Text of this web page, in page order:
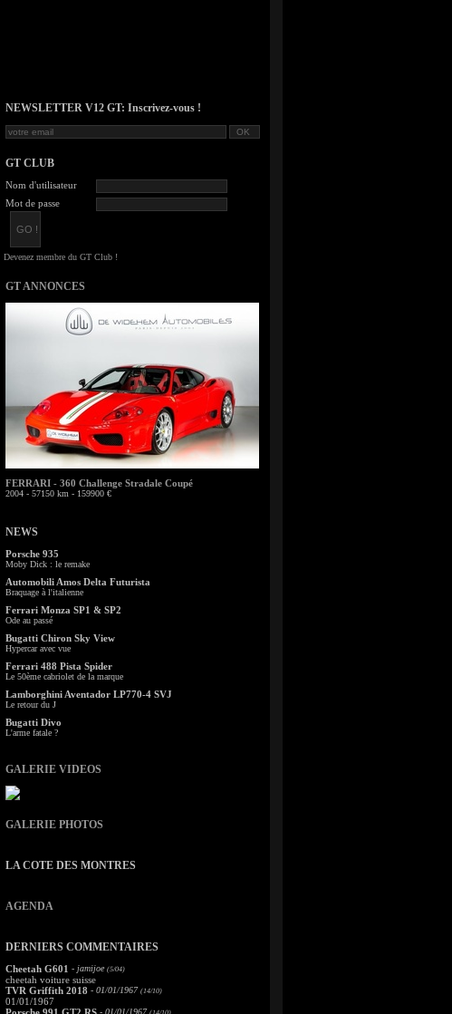
NEWSLETTER V12 GT: Inscrivez-vous !
GT CLUB
Nom d'utilisateur
Mot de passe
GT ANNONCES
FERRARI - 360 Challenge Stradale Coupé
2004 - 57150 km - 159900 €
NEWS
Porsche 935
Moby Dick : le remake
Automobili Amos Delta Futurista
Braquage à l'italienne
Ferrari Monza SP1 & SP2
Ode au passé
Bugatti Chiron Sky View
Hypercar avec vue
Ferrari 488 Pista Spider
Le 50ème cabriolet de la marque
Lamborghini Aventador LP770-4 SVJ
Le retour du J
Bugatti Divo
L'arme fatale ?
GALERIE VIDEOS
GALERIE PHOTOS
LA COTE DES MONTRES
AGENDA
DERNIERS COMMENTAIRES
Cheetah G601 - jamijoe (5/04)
cheetah voiture suisse
TVR Griffith 2018 - 01/01/1967 (14/10)
01/01/1967
- 01/01/1967